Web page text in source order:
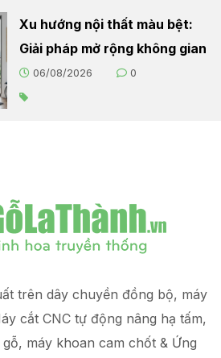
Xu hướng nội thất màu bệt:
Giải pháp mở rộng không gian
06/08/2026 0
trên dây chuyền đồng bộ, máy
cắt CNC tự động nâng hạ tấm,
máy khoan cam chốt & Ứng